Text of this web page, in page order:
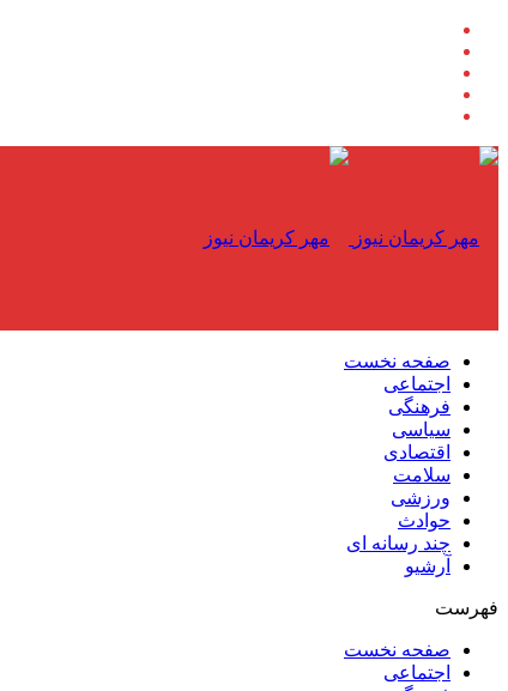
صفحه نخست
اجتماعی
فرهنگی
سیاسی
اقتصادی
سلامت
ورزشی
حوادث
چند رسانه ای
آرشیو
فهرست
صفحه نخست
اجتماعی